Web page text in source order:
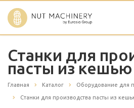
Станки для
пасты из кешью
Главная Каталог Оборудование для
Станки для производства пасты из